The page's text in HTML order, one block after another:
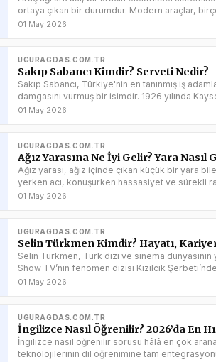
ortaya çıkan bir durumdur. Modern araçlar,
01 May 2026
UGURAGDAS.COM.TR
Sakıp Sabancı Kimdir? Serveti Nedir?
Sakıp Sabancı, Türkiye'nin en tanınmış iş
damgasını vurmuş bir isimdir. 1926 yılında
01 May 2026
UGURAGDAS.COM.TR
Ağız Yarasına Ne İyi Gelir? Yara Nasıl
Ağız yarası, ağız içinde çıkan küçük bir yara
yerken acı, konuşurken hassasiyet ve sürekli
01 May 2026
UGURAGDAS.COM.TR
Selin Türkmen Kimdir? Hayatı,
Selin Türkmen, Türk dizi ve sinema
Show TV’nin fenomen dizisi Kızılcık
01 May 2026
UGURAGDAS.COM.TR
İngilizce Nasıl Öğrenilir? 2026’da En
İngilizce nasıl öğrenilir sorusu hâlâ en çok
teknolojilerinin dil öğrenimine tam